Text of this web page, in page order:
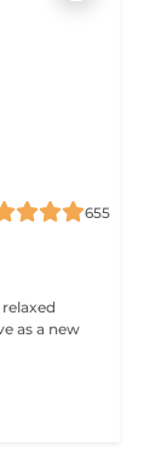
655
as a new